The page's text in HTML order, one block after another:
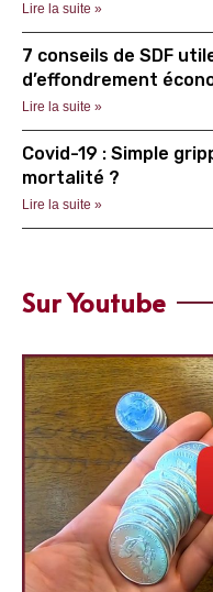
Lire la suite »
7 conseils de SDF
d’effondrement
Lire la suite »
Covid-19 : Simple
mortalité ?
Lire la suite »
Sur Youtube